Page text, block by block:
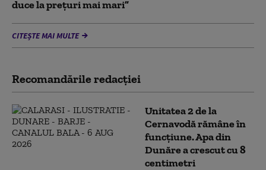
duce la preţuri mai mari”
CITEȘTE MAI MULTE
Recomandările redacţiei
Unitatea 2 de la
Cernavodă rămâne în
funcțiune. Apa din
Dunăre a crescut cu 8
centimetri